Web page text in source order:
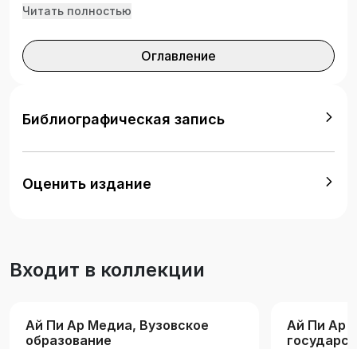
задач. Приведены варианты домашних
контрольных работ. Все задачи снабжены
и поверхностей. Подготовлено с учетом
образовательного стандарта высшего
образования. Учебное пособие предназначено
для студентов всех специальностей и
Читать полностью
Оглавление
Библиографическая запись
Оценить издание
Входит в коллекции
Ай Пи Ар Медиа, Вузовское
образование
Ай Пи Ар